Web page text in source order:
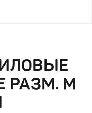
РАЗМ. M